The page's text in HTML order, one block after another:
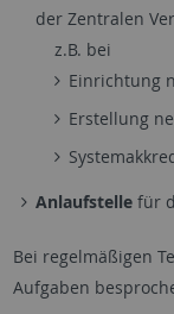
der Zentralen
z.B. bei
Einrichtung
Erstellung
Anlaufstellefür
Bei regelmäßigen
Aufgaben